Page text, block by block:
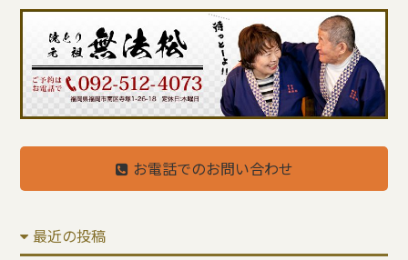
お電話でのお問い合わせ
最近の投稿